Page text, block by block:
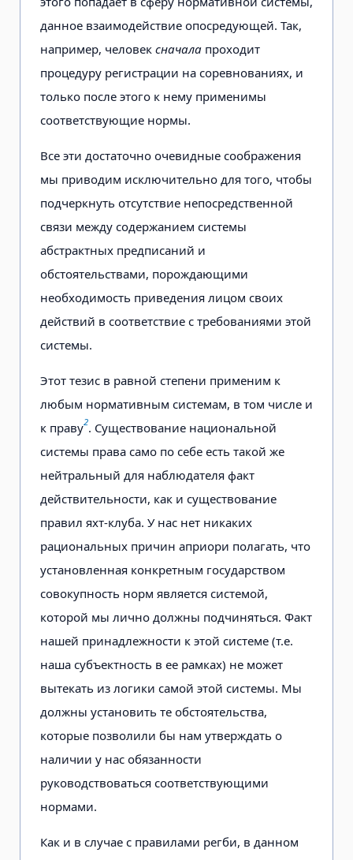
данное взаимодействие опосредующей. Так,
например, человек сначала проходит
процедуру регистрации на соревнованиях, и
только после этого к нему применимы
соответствующие нормы.
Все эти достаточно очевидные соображения
мы приводим исключительно для того, чтобы
подчеркнуть отсутствие непосредственной
связи между содержанием системы
абстрактных предписаний и
обстоятельствами, порождающими
необходимость приведения лицом своих
действий в соответствие с требованиями этой
системы.
Этот тезис в равной степени применим к
любым нормативным системам, в том числе и
к праву2. Существование национальной
системы права само по себе есть такой же
нейтральный для наблюдателя факт
действительности, как и существование
правил яхт-клуба. У нас нет никаких
рациональных причин априори полагать, что
установленная конкретным государством
совокупность норм является системой,
которой мы лично должны подчиняться. Факт
нашей принадлежности к этой системе (т.е.
наша субъектность в ее рамках) не может
вытекать из логики самой этой системы. Мы
должны установить те обстоятельства,
которые позволили бы нам утверждать о
наличии у нас обязанности
руководствоваться соответствующими
нормами.
Как и в случае с правилами регби, в данном